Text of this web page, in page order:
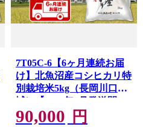
7T05C-6【6ヶ月連続お届
け】北魚沼産コシヒカリ特
別栽培米5kg（長岡川口地
域）【2026年8月発送開
始】
90,000 円